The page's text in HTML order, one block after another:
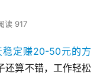
读 917
稳定赚20-50元的方
还算不错，工作轻松